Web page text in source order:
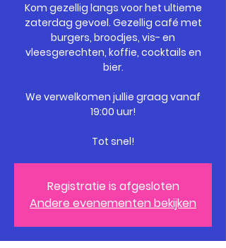
Kom gezellig langs voor het ultieme
zaterdag gevoel. Gezellig café met
burgers, broodjes, vis- en
vleesgerechten, koffie, cocktails en
bier.
We verwelkomen jullie graag vanaf
19:00 uur!
Tot snel!
Registratie is afgesloten
Andere evenementen bekijken